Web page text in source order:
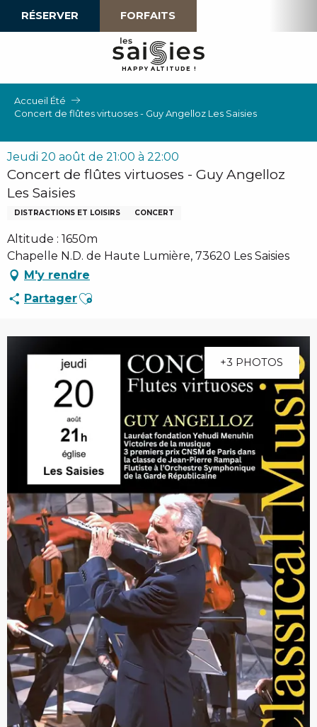
RÉSERVER FORFAITS
HAPPY ALTI TU D E !
Accueil Été
Concert de flûtes virtuoses - Guy Angelloz Les Saisies
Jeudi 20 août de 21:00 à 22:00
Concert de flûtes virtuoses - Guy Angelloz
Les Saisies
DISTRACTIONS ET LOISIRS CONCERT
Altitude : 1650m
Chapelle N.D. de Haute Lumière, 73620 Les Saisies
M'y rendre
PartagerAjouter aux favoris
+3 PHOTOS